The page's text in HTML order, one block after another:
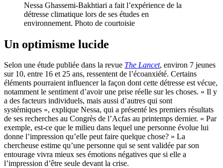
Nessa Ghassemi-Bakhtiari a fait l’expérience de la
détresse climatique lors de ses études en
environnement. Photo de courtoisie
Un optimisme lucide
Selon une étude publiée dans la revue The Lancet, environ 7 jeunes
sur 10, entre 16 et 25 ans, ressentent de l’écoanxiété. Certains
éléments pourraient influencer la façon dont cette détresse est vécue,
notamment le sentiment d’avoir une prise réelle sur les choses. « Il y
a des facteurs individuels, mais aussi d’autres qui sont
systémiques », explique Nessa, qui a présenté les premiers résultats
de ses recherches au Congrès de l’Acfas au printemps dernier. « Par
exemple, est-ce que le milieu dans lequel une personne évolue lui
donne l’impression qu’elle peut faire quelque chose? » La
chercheuse estime qu’une personne qui se sent validée par son
entourage vivra mieux ses émotions négatives que si elle a
l’impression d’être seule devant la crise.